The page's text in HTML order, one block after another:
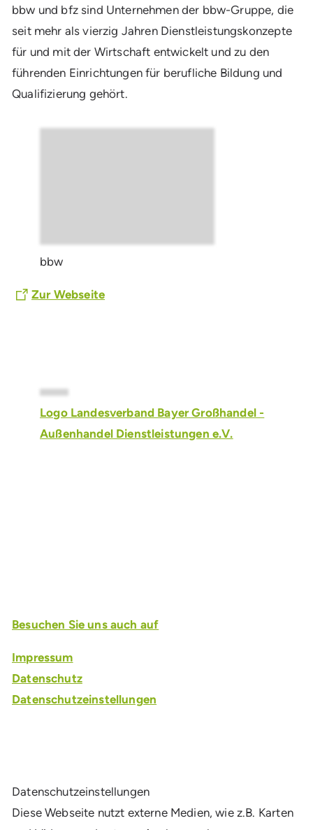
bbw und bfz sind Unternehmen der bbw-Gruppe, die
seit mehr als vierzig Jahren Dienstleistungskonzepte
für und mit der Wirtschaft entwickelt und zu den
führenden Einrichtungen für berufliche Bildung und
Qualifizierung gehört.
bbw
Zur Webseite
Logo Landesverband Bayer Großhandel -
Außenhandel Dienstleistungen e.V.
Besuchen Sie uns auch auf
Impressum
Datenschutz
Datenschutzeinstellungen
Daten­schutz­ein­stel­lun­gen
Diese Webseite nutzt externe Medien, wie z.B. Karten